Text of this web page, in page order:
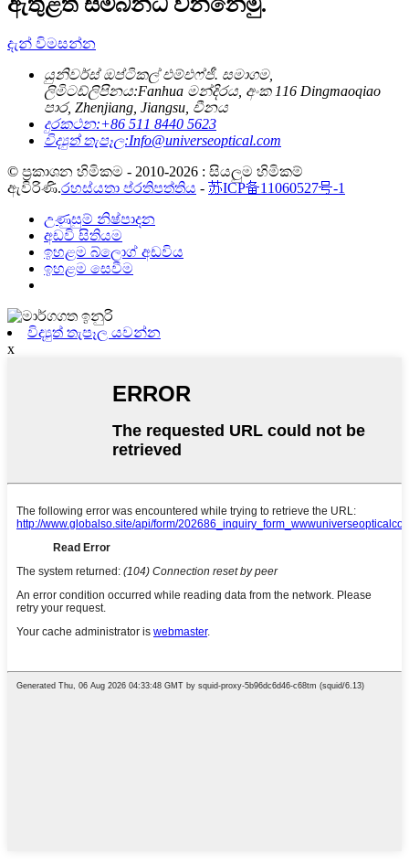
දැන් විමසන්න
යුනිවර්ස් ඔප්ටිකල් එම්එෆ්ජී. සමාගම,
ලිමිටඩ්ලිපිනය:Fanhua මන්දිරය, අංක 116 Dingmaoqiao
පාර, Zhenjiang, Jiangsu, චීනය
දුරකථන:+86 511 8440 5623
විද්‍යුත් තැපෑල:Info@universeoptical.com
© ප්‍රකාශන හිමිකම - 2010-2026 : සියලුම හිමිකම්
ඇවිරිණි.රහස්යතා ප්රතිපත්තිය - 苏ICP备11060527号-1
උණුසුම් නිෂ්පාදන
අඩවි සිතියම
ඉහළම බ්ලොග් අඩවිය
ඉහළම සෙවීම
විද්‍යුත් තැපෑල යවන්න
x